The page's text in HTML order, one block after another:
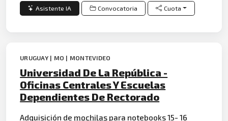
Asistente IA Convocatoria Cuota
URUGUAY | MO | MONTEVIDEO
Universidad De La República -
Oficinas Centrales Y Escuelas
Dependientes De Rectorado
Adquisición de mochilas para notebooks 15- 16